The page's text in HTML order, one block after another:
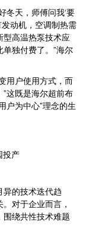
天，师傅问我‘要
动机，空调制热需
型高温热泵技术应
独付费了。”海尔
用户使用方式，而
这既是海尔超前布
户为中心”理念的生
产
的技术迭代趋
对于企业而言，
绕共性技术难题